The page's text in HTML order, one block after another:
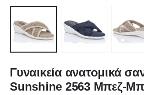
Γυναικεία ανατομικά
Sunshine 2563 Μπεζ-